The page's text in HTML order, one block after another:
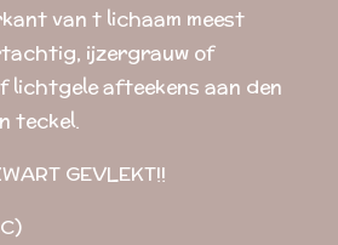
van t lichaam meest
ijzergrauw of
lichtgele afteekens aan den
teckel.
GEVLEKT!!